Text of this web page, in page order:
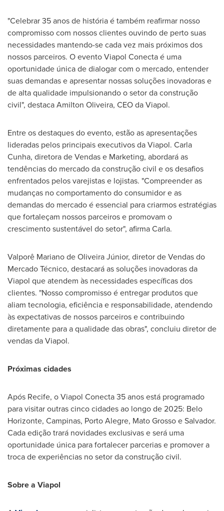
"Celebrar 35 anos de história é também reafirmar nosso
compromisso com nossos clientes ouvindo de perto suas
necessidades mantendo-se cada vez mais próximos dos
nossos parceiros. O evento Viapol Conecta é uma
oportunidade única de dialogar com o mercado, entender
suas demandas e apresentar nossas soluções inovadoras e
de alta qualidade impulsionando o setor da construção
civil", destacaAmilton Oliveira, CEO da Viapol.
Entre os destaques do evento, estão as apresentações
lideradas pelos principais executivos da Viapol. Carla
Cunha, diretora de Vendas e Marketing, abordará as
tendências do mercado da construção civil e os desafios
enfrentados pelos varejistas e lojistas. "Compreender as
mudanças no comportamento do consumidor e as
demandas do mercado é essencial para criarmos estratégias
que fortaleçam nossos parceiros e promovam o
crescimento sustentável do setor", afirma Carla.
Valporê Mariano de Oliveira Júnior, diretor de Vendas do
Mercado Técnico, destacará as soluções inovadoras da
Viapol que atendem às necessidades específicas dos
clientes. "Nosso compromisso é entregar produtos que
aliam tecnologia, eficiência e responsabilidade, atendendo
às expectativas de nossos parceiros e contribuindo
diretamente para a qualidade das obras", concluiu diretor de
vendas da Viapol.
Próximas cidades
Após Recife, o Viapol Conecta 35 anos está programado
para visitar outras cinco cidades ao longo de 2025: Belo
Horizonte, Campinas, Porto Alegre, Mato GrossoeSalvador.
Cada edição trará novidades exclusivas e será uma
oportunidade única para fortalecer parcerias e promover a
troca de experiências no setor da construção civil.
Sobre a Viapol